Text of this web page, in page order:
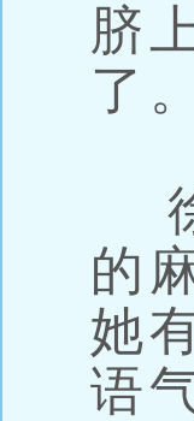
脐
了
徐
的
她
语